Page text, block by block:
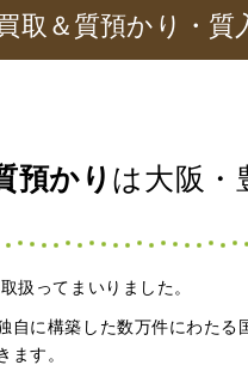
取＆質預かり・質
預かり は大阪・
扱ってまいりました。
に構築した数万件にわた
す。